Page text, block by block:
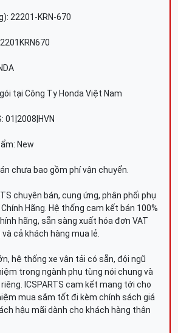
22201-KRN-670
tại Công Ty Honda Việt Nam
01|2008|HVN
New
chưa bao gồm phí vận chuyển.
chuyên bán, cung ứng, phân phối phụ
Hãng. Hệ thống cam kết bán 100%
hãng, sẵn sàng xuất hóa đơn VAT
cả khách hàng mua lẻ.
hệ thống xe vận tải có sẵn, đội ngũ
trong ngành phụ tùng nói chung và
ICSPARTS cam kết mang tới cho
mua sắm tốt đi kèm chính sách giá
hậu mãi dành cho khách hàng thân